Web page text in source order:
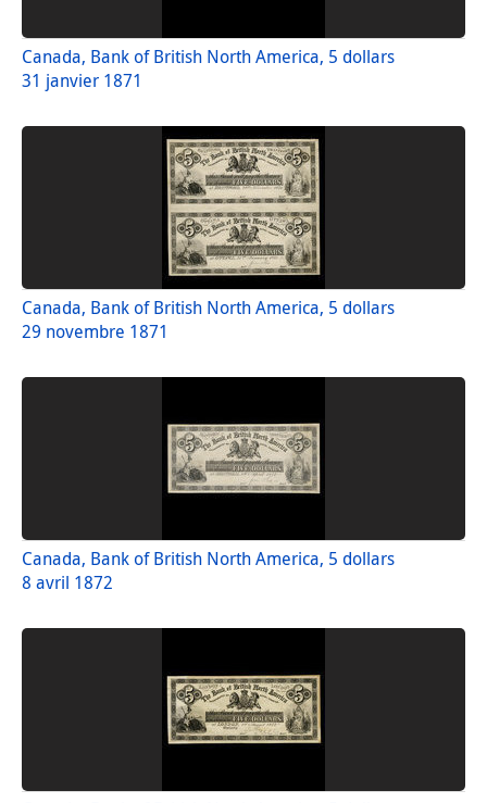
Canada, Bank of British North America, 5 dollars
31 janvier 1871
Canada, Bank of British North America, 5 dollars
29 novembre 1871
Canada, Bank of British North America, 5 dollars
8 avril 1872